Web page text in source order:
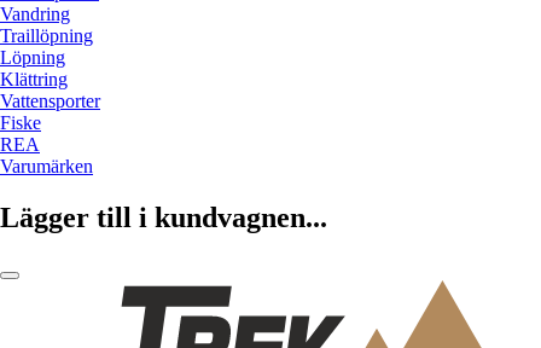
Vandring
Traillöpning
Löpning
Klättring
Vattensporter
Fiske
REA
Varumärken
Lägger till i kundvagnen...